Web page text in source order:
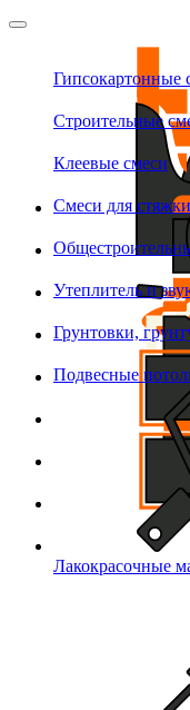
Гипсокартонные
Строительные
Клеевые смеси
Смеси для
Утеплитель и
Грунтовки,
Подвесные
Лакокрасочные